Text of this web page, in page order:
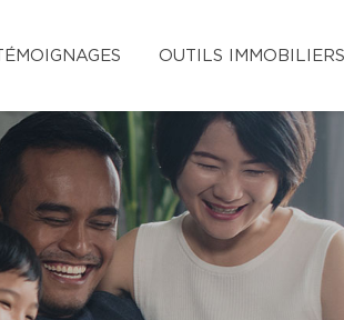
TÉMOIGNAGES OUTILS IMMOBILIERS